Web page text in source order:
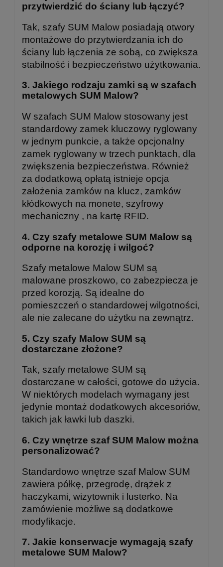
przytwierdzić do ściany lub łączyć?
Tak, szafy SUM Malow posiadają otwory
montażowe do przytwierdzania ich do
ściany lub łączenia ze sobą, co zwiększa
stabilność i bezpieczeństwo użytkowania.
3. Jakiego rodzaju zamki są w szafach
metalowych SUM Malow?
W szafach SUM Malow stosowany jest
standardowy zamek kluczowy ryglowany
w jednym punkcie, a także opcjonalny
zamek ryglowany w trzech punktach, dla
zwiększenia bezpieczeństwa. Również
za dodatkową opłatą istnieje opcja
założenia zamków na klucz, zamków
kłódkowych na monete, szyfrowy
mechaniczny , na kartę RFID.
4. Czy szafy metalowe SUM Malow są
odporne na korozję i wilgoć?
Szafy metalowe Malow SUM są
malowane proszkowo, co zabezpiecza je
przed korozją. Są idealne do
pomieszczeń o standardowej wilgotności,
ale nie zalecane do użytku na zewnątrz.
5. Czy szafy Malow SUM są
dostarczane złożone?
Tak, szafy metalowe SUM są
dostarczane w całości, gotowe do użycia.
W niektórych modelach wymagany jest
jedynie montaż dodatkowych akcesoriów,
takich jak ławki lub daszki.
6. Czy wnętrze szaf SUM Malow można
personalizować?
Standardowo wnętrze szaf Malow SUM
zawiera półkę, przegrodę, drążek z
haczykami, wizytownik i lusterko. Na
zamówienie możliwe są dodatkowe
modyfikacje.
7. Jakie konserwacje wymagają szafy
metalowe SUM Malow?